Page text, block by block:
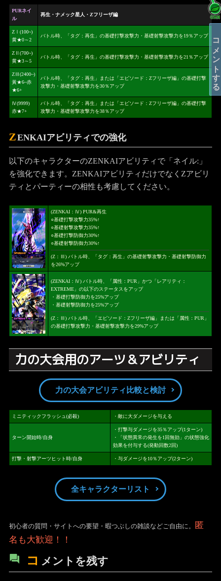
PURネイ
ル
再生・ナメック星人・Zフリーザ編
ZⅠ(100~)
黄★0～2
バトル時、「タグ：再生」の基礎打撃攻撃力・基礎射撃攻撃力を19％アップ
ZⅡ(700~)
黄★3～5
バトル時、「タグ：再生」の基礎打撃攻撃力・基礎射撃攻撃力を21％アップ
ZⅢ(2400~)
黃★6~赤
★6+
バトル時、「タグ：再生」または「エピソード：Zフリーザ編」の基礎打撃
攻撃力・基礎射撃攻撃力を30％アップ
Ⅳ(9999)
赤★7+
バトル時、「タグ：再生」または「エピソード：Zフリーザ編」の基礎打撃
攻撃力・基礎射撃攻撃力を38％アップ
ZENKAIアビリティでの強化
以下のキャラクターのZENKAIアビリティで「ネイル:」
を強化できます。ZENKAIアビリティだけでなくZアビリ
ティとパーティーの相性も考慮してください。
(ZENKAI：Ⅳ) PUR&再生
○基礎打撃攻撃力35%↑
○基礎射撃攻撃力35%↑
○基礎打撃防御力30%↑
○基礎射撃防御力30%↑
(Z：Ⅲ) バトル時、「タグ：再生」の基礎射撃攻撃力・基礎射撃防御力
を26%アップ
(ZENKAI：Ⅳ) バトル時、「属性：PUR」かつ「レアリティ：
EXTREME」の以下のステータスをアップ
・基礎打撃防御力を25%アップ
・基礎射撃防御力を25%アップ
(Z：Ⅲ) バトル時、「エピソード：Zフリーザ編」または「属性：PUR」
の基礎打撃攻撃力・基礎射撃攻撃力を29%アップ
力の大会用のアーツ＆アビリティ
力の大会アビリティ比較と検討
ミニティックフラッシュ(必殺) ・敵に大ダメージを与える
ターン開始時/自身
・打撃与ダメージを35％アップ(1ターン)
・「状態異常の発生を1回無効」の状態強化
効果を付与する(発動回数2回)
打撃・射撃アーツヒット時/自身 ・与ダメージを10％アップ(2ターン)
全キャラクターリスト
初心者の質問・サイトへの要望・暇つぶしの雑談などご自由に。
匿
名も大歓迎！！
コ メントを残す
コメントする